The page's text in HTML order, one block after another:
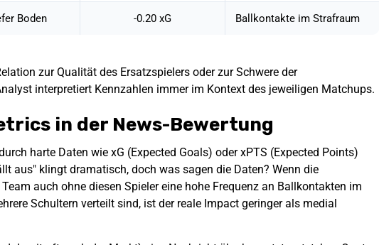
Boden -0.20 xG Ballkontakte im Strafraum
zur Qualität des Ersatzspielers oder zur Schwere der
interpretiert Kennzahlen immer im Kontext des jeweiligen Matchups.
in der News-Bewertung
harte Daten wie xG (Expected Goals) oder xPTS (Expected Points)
aus" klingt dramatisch, doch was sagen die Daten? Wenn die
auch ohne diesen Spieler eine hohe Frequenz an Ballkontakten im
Schultern verteilt sind, ist der reale Impact geringer als medial